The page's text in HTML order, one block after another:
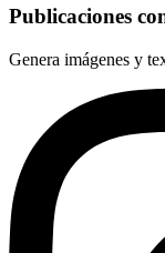
Publicaciones
Genera imágenes y